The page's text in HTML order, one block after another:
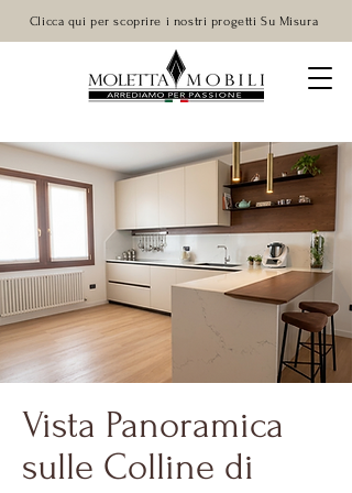
Clicca qui per scoprire i nostri progetti Su Misura
Vista Panoramica
sulle Colline di